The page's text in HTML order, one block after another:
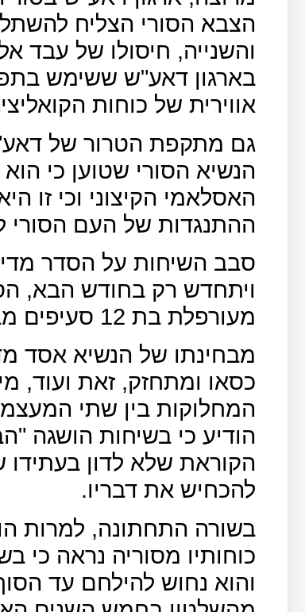
הצבא הסורי הצליח
והשנייה, חיסולו של עבד
בארגון דאע"ש ששימש
אווירית של כוחות
גם מתקפת הטרור של
הנשיא הסורי שטוען כי
האסלאמי הקיצוני וכי זו
ההתנגדות של העם הסורי
סבב השיחות על הסדר
ויתחדש רק בחודש הבא,
מעורפלת בת 12 סעיפים מבלי להתייחס להחלפתו של בשאר אסד.
מבחינתו של הנשיא אסד
כסאו ומתחזק, זאת ועוד,
המחלוקות בין שתי
הודיע כי בשיחות הושגה
הקוראת שלא לדון
להכחיש את דבריו.
בשורה התחתונה, למרות
כוחותיו מסוריה נראה כי
והוא נחוש להילחם עד